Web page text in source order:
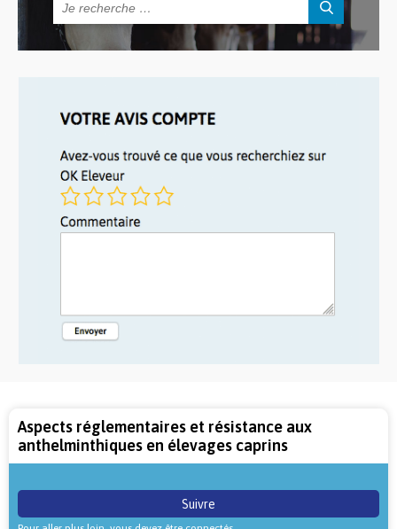
Aspects réglementaires et résistance aux
anthelminthiques en élevages caprins
Suivre